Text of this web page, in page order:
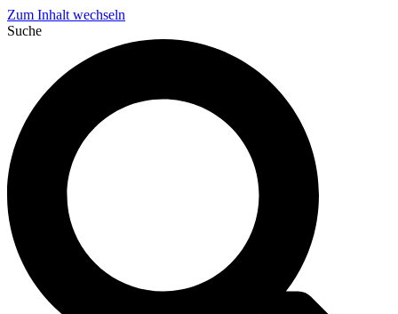
Zum Inhalt wechseln
Suche